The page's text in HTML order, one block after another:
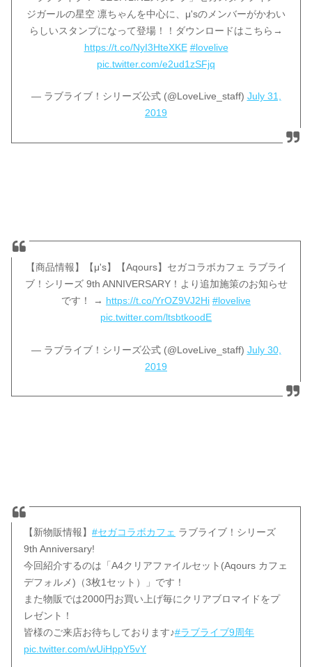
ジガールの星空 凛ちゃんを中心に、μ'sのメンバーがかわい
らしいスタンプになって登場！！ダウンロードはこちら→
https://t.co/NyI3HteXKE #lovelive
pic.twitter.com/e2ud1zSFjq
— ラブライブ！シリーズ公式 (@LoveLive_staff) July 31,
2019
【商品情報】【μ's】【Aqours】セガコラボカフェ ラブライ
ブ！シリーズ 9th ANNIVERSARY！より追加施策のお知らせ
です！ → https://t.co/YrOZ9VJ2Hi #lovelive
pic.twitter.com/ltsbtkoodE
— ラブライブ！シリーズ公式 (@LoveLive_staff) July 30,
2019
【新物販情報】#セガコラボカフェ ラブライブ！シリーズ
9th Anniversary!
今回紹介するのは「A4クリアファイルセット(Aqours カフェ
デフォルメ)（3枚1セット）」です！
また物販では2000円お買い上げ毎にクリアブロマイドをプ
レゼント！
皆様のご来店お待ちしております♪#ラブライブ9周年
pic.twitter.com/wUiHppY5vY